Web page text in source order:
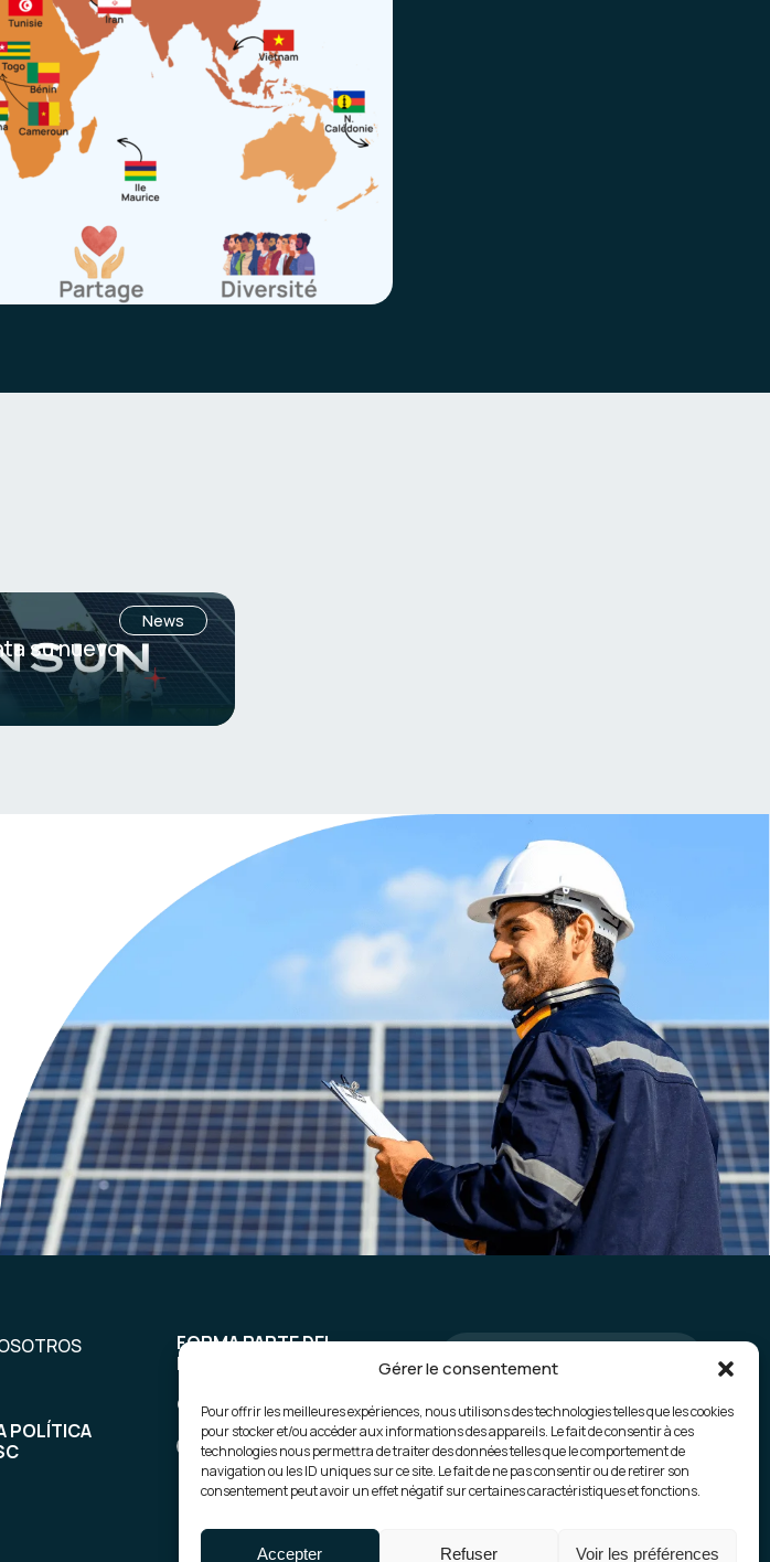
Gérer le consentement
Pour offrir les meilleures expériences, nous utilisons des technologies telles que les cookies
pour stocker et/ou accéder aux informations des appareils. Le fait de consentir à ces
technologies nous permettra de traiter des données telles que le comportement de
navigation ou les ID uniques sur ce site. Le fait de ne pas consentir ou de retirer son
consentement peut avoir un effet négatif sur certaines caractéristiques et fonctions.
Accepter Refuser Voir les préférences
News
su nuevo
POLÍTICA
FORMA PARTE DEL
EQUIPO
CONTÁCTANOS
GenWind
Gensun PVS